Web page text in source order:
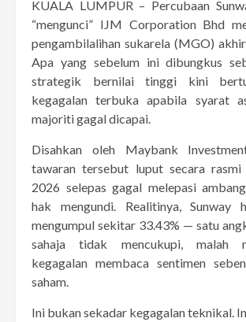
KUALA LUMPUR – Percubaan
“mengunci” IJM Corporation Bhd
pengambilalihan sukarela (MGO)
Apa yang sebelum ini dibungkus
strategik bernilai tinggi kini
kegagalan terbuka apabila syarat
majoriti gagal dicapai.
Disahkan oleh Maybank
tawaran tersebut luput secara
2026 selepas gagal melepasi
hak mengundi. Realitinya, Sunway
mengumpul sekitar 33.43% — satu
sahaja tidak mencukupi, malah
kegagalan membaca sentimen
saham.
Ini bukan sekadar kegagalan teknikal.